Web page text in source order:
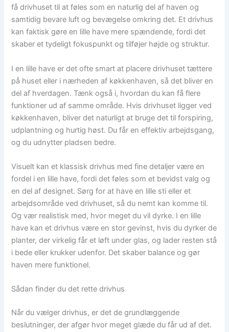
få drivhuset til at føles som en naturlig del af haven og
samtidig bevare luft og bevægelse omkring det. Et drivhus
kan faktisk gøre en lille have mere spændende, fordi det
skaber et tydeligt fokuspunkt og tilføjer højde og struktur.
I en lille have er det ofte smart at placere drivhuset tættere
på huset eller i nærheden af køkkenhaven, så det bliver en
del af hverdagen. Tænk også i, hvordan du kan få flere
funktioner ud af samme område. Hvis drivhuset ligger ved
køkkenhaven, bliver det naturligt at bruge det til forspiring,
udplantning og hurtig høst. Du får en effektiv arbejdsgang,
og du udnytter pladsen bedre.
Visuelt kan et klassisk drivhus med fine detaljer være en
fordel i en lille have, fordi det føles som et bevidst valg og
en del af designet. Sørg for at have en lille sti eller et
arbejdsområde ved drivhuset, så du nemt kan komme til.
Og vær realistisk med, hvor meget du vil dyrke. I en lille
have kan et drivhus være en stor gevinst, hvis du dyrker de
planter, der virkelig får et løft under glas, og lader resten stå
i bede eller krukker udenfor. Det skaber balance og gør
haven mere funktionel.
Sådan finder du det rette drivhus
Når du vælger drivhus, er det de grundlæggende
beslutninger, der afgør hvor meget glæde du får ud af det.